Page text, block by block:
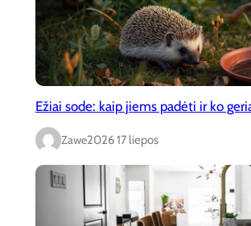
Ežiai sode: kaip jiems padėti ir ko
Zawe2026 17 liepos